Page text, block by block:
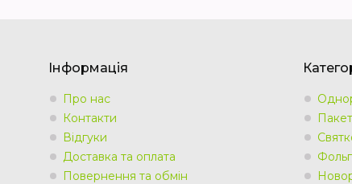
Інформація
Про нас
Контакти
Відгуки
Доставка та оплата
Повернення та обмін